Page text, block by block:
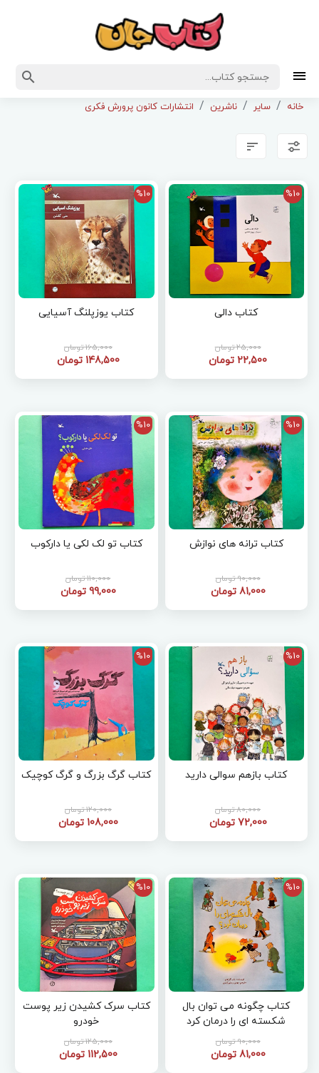
خانه سایر ناشرین انتشارات کانون پرورش فکری
%10
کتاب دالی
25,000 تومان
22,500 تومان
%10
کتاب یوزپلنگ آسیایی
165,000 تومان
148,500 تومان
%10
کتاب ترانه های نوازش
90,000 تومان
81,000 تومان
%10
کتاب تو لک لکی یا دارکوب
110,000 تومان
99,000 تومان
%10
کتاب بازهم سوالی دارید
80,000 تومان
72,000 تومان
%10
کتاب گرگ بزرگ و گرگ کوچیک
120,000 تومان
108,000 تومان
%10
کتاب چگونه می توان بال
شکسته ای را درمان کرد
90,000 تومان
81,000 تومان
%10
کتاب سرک کشیدن زیر پوست
خودرو
125,000 تومان
112,500 تومان